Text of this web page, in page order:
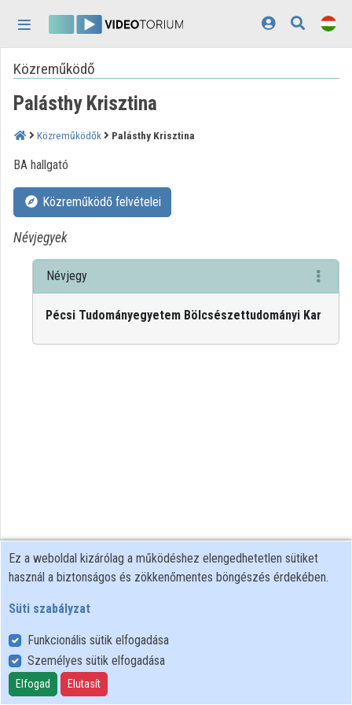
Kezdőlap
Bejelentkezés
Felfedezés
Kategóriák
Lejátszási listák
Intézmények
Közreműködők
Közreműködő
Palásthy Krisztina
Közreműködők Palásthy Krisztina
BA hallgató
Közreműködő felvételei
Névjegyek
Névjegy
Pécsi Tudományegyetem Bölcsészettudományi Kar
Felhasználói szabályzat
Adatkezelési tájékoztató
Süti szabályzat
Ez a weboldal kizárólag a működéshez elengedhetetlen sütiket
használ a biztonságos és zökkenőmentes böngészés érdekében.
Süti szabályzat
Funkcionális sütik elfogadása
Személyes sütik elfogadása
Elfogad Elutasít